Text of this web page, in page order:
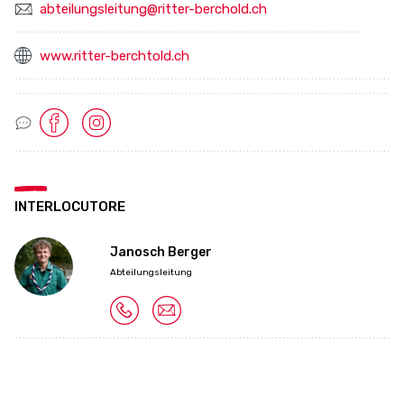
abteilungsleitung@ritter-berchold.ch
www.ritter-berchtold.ch
Socialmedia Links
INTERLOCUTORE
Janosch Berger
Abteilungsleitung